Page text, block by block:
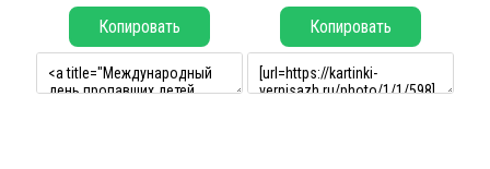
Копировать Копировать